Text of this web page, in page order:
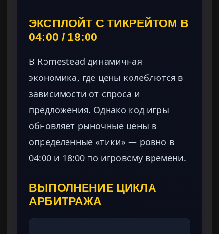
ЭКСПЛОЙТ С ТИКРЕЙТОМ В
04:00 / 18:00
В Romestead динамичная
экономика, где цены колеблются в
зависимости от спроса и
предложения. Однако код игры
обновляет рыночные цены в
определенные «тики» — ровно в
04:00 и 18:00 по игровому времени.
ВЫПОЛНЕНИЕ ЦИКЛА
АРБИТРАЖА